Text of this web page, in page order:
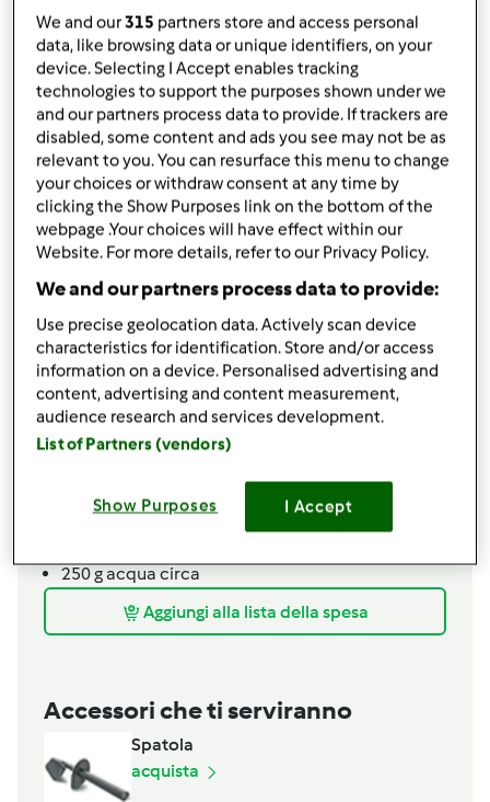
Bimby ® TM 31
daOspite
published: 24-12-2016
modificata: 26-12-2016
Aggiungi alle mie raccolte
condividi la ricetta
Crea variante
Ingredienti
Torta nocciolina
90gnocciole
cacao amaro
gzucchero canna
250gacqua circa
Aggiungi alla lista della spesa
Accessori che ti serviranno
Spatola
acquista
We and our315 partners store and access personal
data, like browsing data or unique identifiers, on your
device. Selecting I Accept enables tracking
technologies to support the purposes shown under we
and our partners process data to provide. If trackers are
disabled, some content and ads you see may not be as
relevant to you. You can resurface this menu to change
your choices or withdraw consent at any time by
clicking the Show Purposes link on the bottom of the
webpage .Your choices will have effect within our
Website. For more details, refer to our Privacy Policy.
We and our partners process data to provide:
Use precise geolocation data. Actively scan device
characteristics for identification. Store and/or access
information on a device. Personalised advertising and
content, advertising and content measurement,
audience research and services development.
List of Partners (vendors)
Show Purposes I Accept